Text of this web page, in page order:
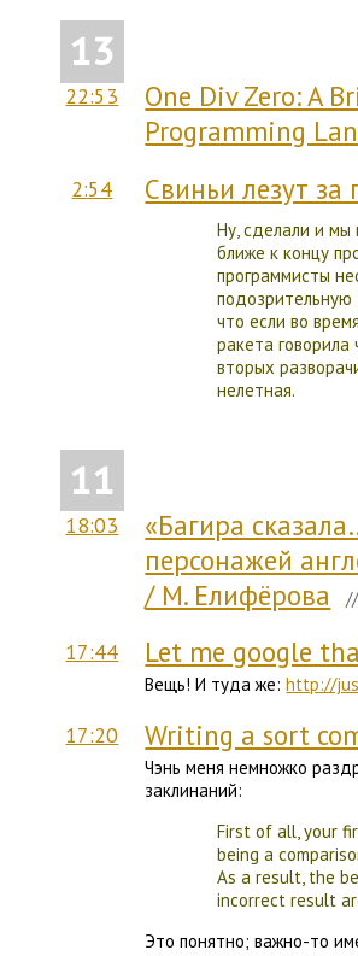
13
22:53
One Div Zero: A
Programming
2:54 Свиньи лезут за
Ну, сделали и мы
ближе к концу
программисты
подозрительную
что если во
ракета говорила
вторых
нелетная.
11
18:03
«Багира
персонажей
/ М. Елифёрова
//
17:44 Let me google
Вещь! И туда же:http://
17:20 Writing a sort
Чэнь меня немножко
заклинаний:
First of all, your
being a
As a result, the
incorrect result
Это понятно; важно-то